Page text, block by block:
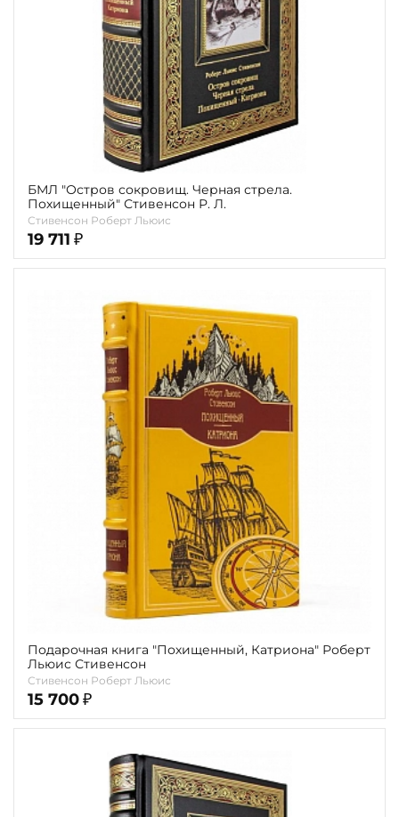
БМЛ "Остров сокровищ. Черная стрела.
Похищенный" Стивенсон Р. Л.
Стивенсон Роберт Льюис
19 711 ₽
Подарочная книга "Похищенный, Катриона" Роберт
Льюис Стивенсон
Стивенсон Роберт Льюис
15 700 ₽